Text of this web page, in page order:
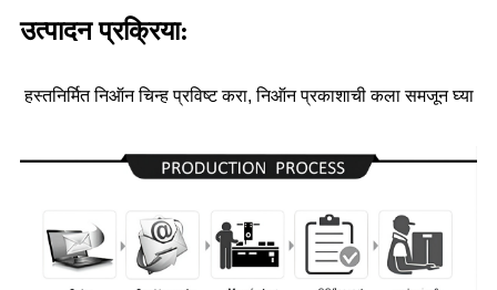
उत्पादन प्रक्रिया:
हस्तनिर्मित निऑन चिन्ह प्रविष्ट करा, निऑन प्रकाशाची कला समजून घ्या